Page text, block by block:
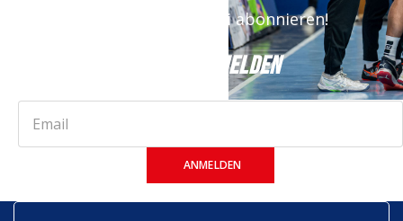
Stand. Jetzt kostenfrei abonnieren!
JETZT ANMELDEN
ANMELDEN